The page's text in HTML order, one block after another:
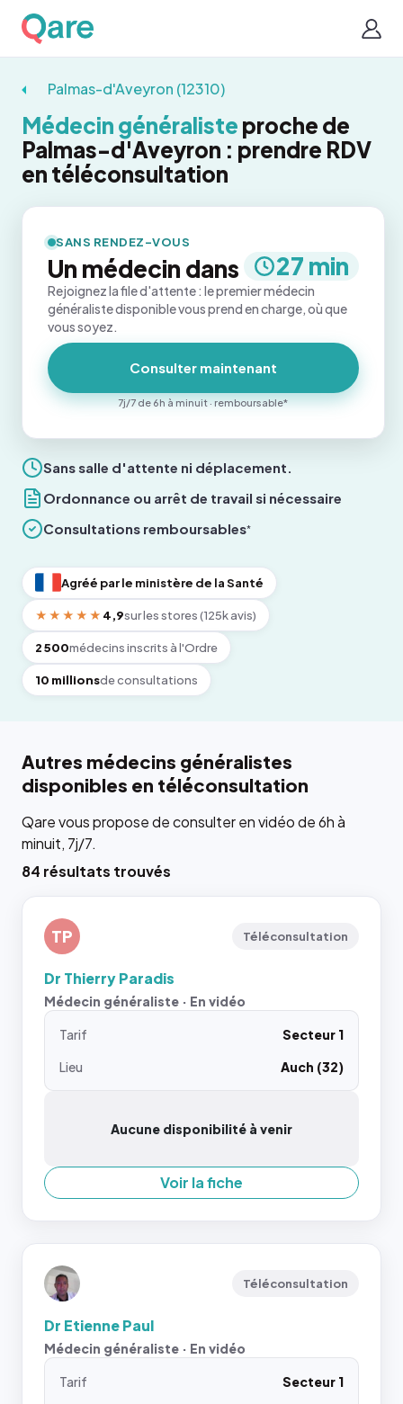
Palmas-d'Aveyron (12310)
Médecin généraliste proche de
Palmas-d'Aveyron : prendre RDV
en téléconsultation
Sans salle d'attente ni déplacement.
Ordonnance ou arrêt de travail si nécessaire
Consultations remboursables*
Agréé par le ministère de la Santé
★★★★★ 4,9sur les stores (125k avis)
2 500médecins inscrits à l'Ordre
10 millionsde consultations
SANS RENDEZ-VOUS
Un médecin dans 27 min
Rejoignez la file d'attente : le premier médecin
généraliste disponible vous prend en charge, où que
vous soyez.
Consulter maintenant
7j/7 de 6h à minuit · remboursable*
Autres médecins généralistes
disponibles en téléconsultation
Qare vous propose de consulter en vidéo de 6h à
minuit, 7j/7.
84 résultats trouvés
TP Téléconsultation
Dr Thierry Paradis
Médecin généraliste · En vidéo
Tarif
Secteur 1
Lieu
Auch (32)
Aucune disponibilité à venir
Voir la fiche
Téléconsultation
Dr Etienne Paul
Médecin généraliste · En vidéo
Tarif
Secteur 1